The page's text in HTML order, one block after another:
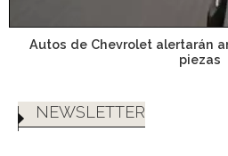
Autos de Chevrolet alertarán
piezas
NEWSLETTER